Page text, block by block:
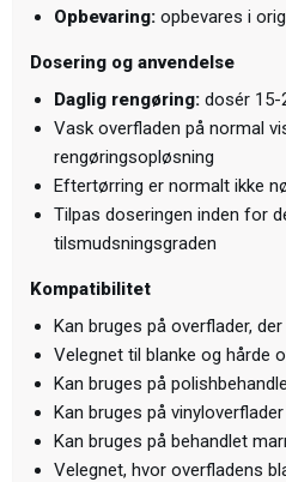
Opbevaring: opbevares i
Dosering og anvendelse
Daglig rengøring: dosér 15-
Vask overfladen på normal
rengøringsopløsning
Eftertørring er normalt ikke
Tilpas doseringen inden for
tilsmudsningsgraden
Kompatibilitet
Kan bruges på overflader,
Velegnet til blanke og hårde
Kan bruges på
Kan bruges på vinyloverflader
Kan bruges på behandlet
Velegnet, hvor overfladens